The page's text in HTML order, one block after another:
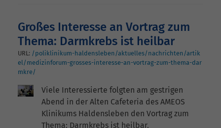
Großes Interesse an Vortrag zum
Thema: Darmkrebs ist heilbar
URL: /poliklinikum-haldensleben/aktuelles/nachrichten/artik
el/medizinforum-grosses-interesse-an-vortrag-zum-thema-dar
mkre/
Viele Interessierte folgten am gestrigen
Abend in der Alten Cafeteria des AMEOS
Klinikums Haldensleben den Vortrag zum
Thema: Darmkrebs ist heilbar.